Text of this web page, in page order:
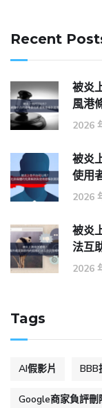
Recent
被炎
風港
2026
被炎
使用
2026
被炎
法互
2026
Tags
AI假影片 BBB
Google商家負評刪